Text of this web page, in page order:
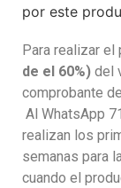
por este
Para realizar el
de el 60%) del
comprobante
Al WhatsApp
realizan los
semanas para
cuando el